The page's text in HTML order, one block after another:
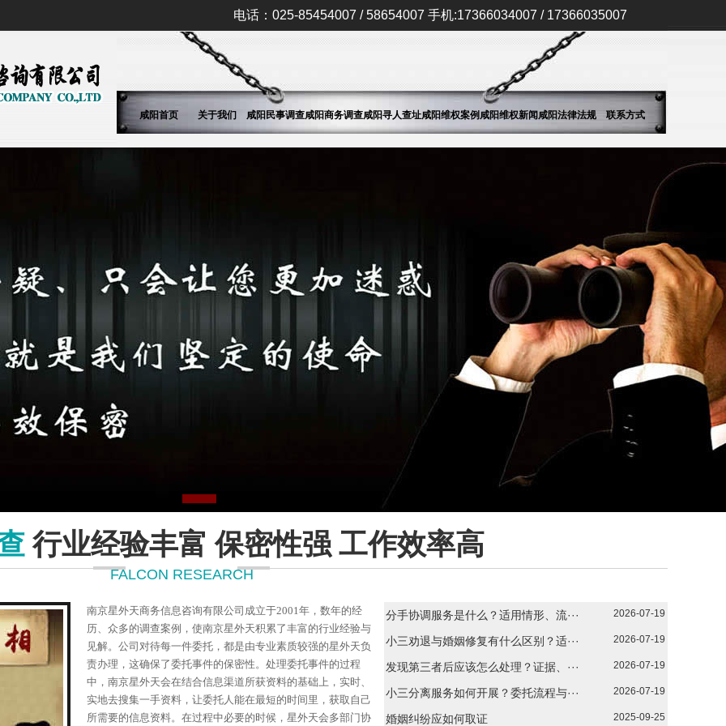
电话：025-85454007 / 58654007 手机:17366034007 / 17366035007
咸阳首页 关于我们 咸阳民事调查咸阳商务调查咸阳寻人查址咸阳维权案例 咸阳维权新闻 咸阳法律法规 联系方式
行业经验丰富 保密性强 工作效率高
FALCON RESEARCH
南京星外天商务信息咨询有限公司成立于2001年，数年的经
历、众多的调查案例，使南京星外天积累了丰富的行业经验与
见解。公司对待每一件委托，都是由专业素质较强的星外天负
责办理，这确保了委托事件的保密性。处理委托事件的过程
中，南京星外天会在结合信息渠道所获资料的基础上，实时、
实地去搜集一手资料，让委托人能在最短的时间里，获取自己
所需要的信息资料。在过程中必要的时候，星外天会多部门协
分手协调服务是什么？适用情形、流··· 2026-07-19
小三劝退与婚姻修复有什么区别？适··· 2026-07-19
发现第三者后应该怎么处理？证据、··· 2026-07-19
小三分离服务如何开展？委托流程与··· 2026-07-19
婚姻纠纷应如何取证 2025-09-25